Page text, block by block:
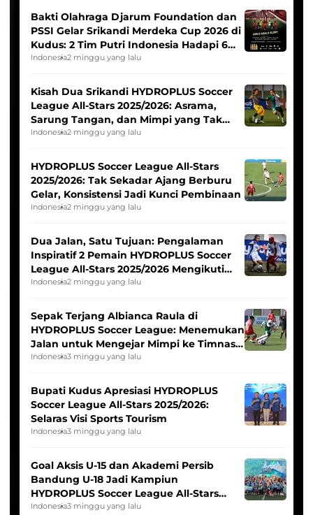
Bakti Olahraga Djarum Foundation dan
PSSI Gelar Srikandi Merdeka Cup 2026 di
Kudus: 2 Tim Putri Indonesia Hadapi 6
Tim Asia
Indonesia2 minggu yang lalu
Kisah Dua Srikandi HYDROPLUS Soccer
League All-Stars 2025/2026: Asrama,
Sarung Tangan, dan Mimpi yang Tak
Pernah Padam
Indonesia2 minggu yang lalu
HYDROPLUS Soccer League All-Stars
2025/2026: Tak Sekadar Ajang Berburu
Gelar, Konsistensi Jadi Kunci Pembinaan
Indonesia2 minggu yang lalu
Dua Jalan, Satu Tujuan: Pengalaman
Inspiratif 2 Pemain HYDROPLUS Soccer
League All-Stars 2025/2026 Mengikuti
Seleksi Timnas Indonesia Putri
Indonesia2 minggu yang lalu
Sepak Terjang Albianca Raula di
HYDROPLUS Soccer League: Menemukan
Jalan untuk Mengejar Mimpi ke Timnas
Indonesia Putri
Indonesia3 minggu yang lalu
Bupati Kudus Apresiasi HYDROPLUS
Soccer League All-Stars 2025/2026:
Selaras Visi Sports Tourism
Indonesia3 minggu yang lalu
Goal Aksis U-15 dan Akademi Persib
Bandung U-18 Jadi Kampiun
HYDROPLUS Soccer League All-Stars
2025/2026
Indonesia3 minggu yang lalu